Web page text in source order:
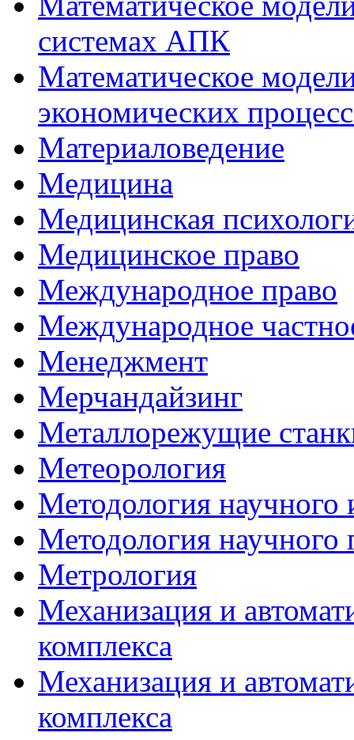
системах АПК
Математическое
экономических
Материаловедение
Медицина
Медицинская
Медицинское право
Международное право
Международное
Менеджмент
Мерчандайзинг
Металлорежущие
Метеорология
Методология научного
Методология научного
Метрология
Механизация и
комплекса
Механизация и
комплекса